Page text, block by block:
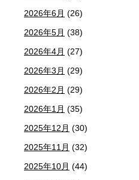
2026年6月 (26)
2026年5月 (38)
2026年4月 (27)
2026年3月 (29)
2026年2月 (29)
2026年1月 (35)
2025年12月 (30)
2025年11月 (32)
2025年10月 (44)